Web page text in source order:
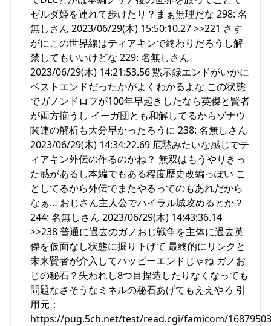
ゼルダ姫を連れて歩けたり？まぁ無理だな 298: 名
無しさん 2023/06/29(木) 15:50:10.27 >>221 さす
がにこの世界線はティアキンで終わりだろうし解
禁してもいいけどな 229: 名無しさん
2023/06/29(木) 14:21:53.56 黙示録エンドがいかに
ベストエンドだったかがよくわかるよな この状態
でガノンドロフが100年早起きしたなら英傑と賢者
が両方揃うし イーガ団とも和解してるからゾナウ
関連の解析も大分早かったろうに 238: 名無しさん
2023/06/29(木) 14:34:22.69 厄黙みたいな感じでテ
ィアキン外伝の作るのかね？ 無双はもうやりきっ
た感があるし本編でもある程度歴史改編っぽい こ
としてるから外伝でまたやるってのもあれだから
なぁ… おじさん主人公でハイラル城攻めるとか？
244: 名無しさん 2023/06/29(木) 14:43:36.14
>>238 普通に過去のガノおじ戦争を主体に過去英
傑を仮面なし状態に掘り下げて 最終的にリンクと
未来賢者が介入してハッピーエンドじゃね ガノお
じの秘石？失われし8つ目捏造したりなくなっても
問題なさそうなミネルの秘石あげてもええやろ 引
用元：
https://pug.5ch.net/test/read.cgi/famicom/